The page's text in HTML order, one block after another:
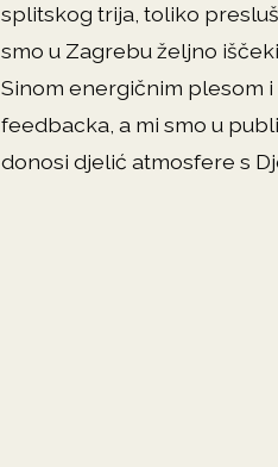
splitskog trija, toliko
smo u Zagrebu željno
Sinom energičnim plesom
feedbacka, a mi smo u
donosi djelić atmosfere s